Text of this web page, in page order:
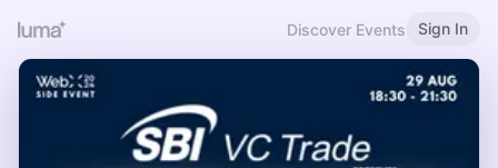
Discover Events Sign In